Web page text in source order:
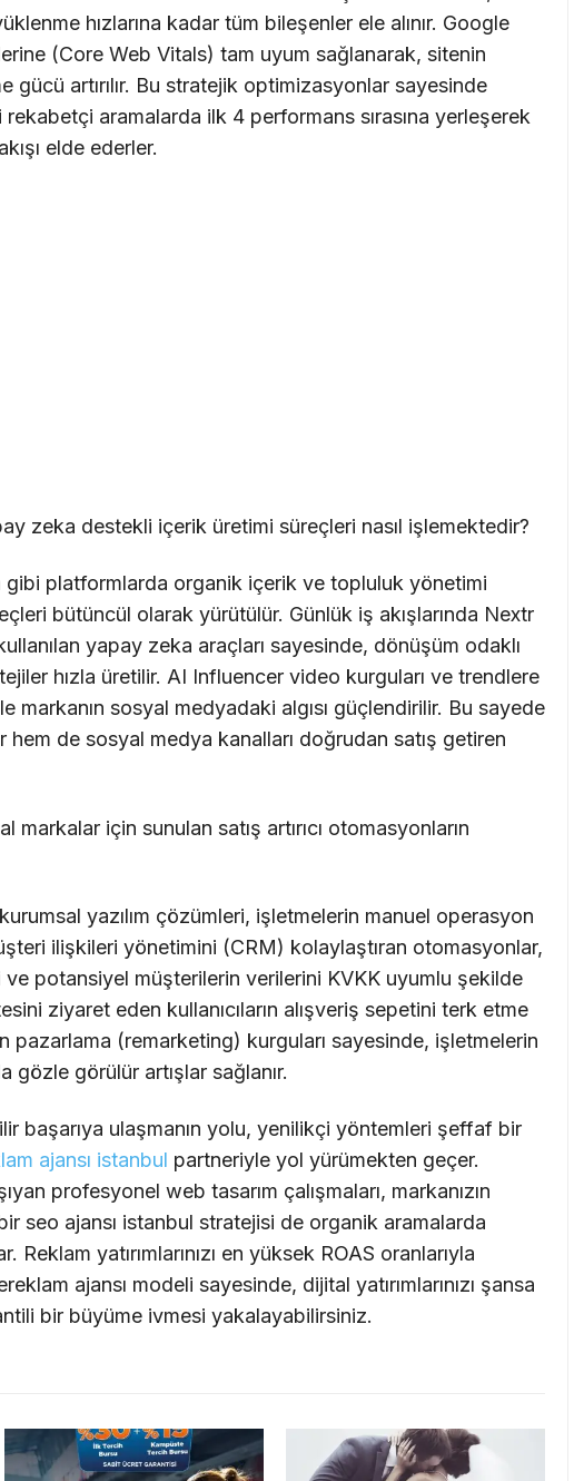
hızlarına kadar tüm bileşenler ele alınır. Google
(Core Web Vitals) tam uyum sağlanarak, sitenin
gücü artırılır. Bu stratejik optimizasyonlar sayesinde
aramalarda ilk 4 performans sırasına yerleşerek
elde ederler.
zeka destekli içerik üretimi süreçleri nasıl işlemektedir?
platformlarda organik içerik ve topluluk yönetimi
bütüncül olarak yürütülür. Günlük iş akışlarında Nextr
yapay zeka araçları sayesinde, dönüşüm odaklı
hızla üretilir. AI Influencer video kurguları ve trendlere
markanın sosyal medyadaki algısı güçlendirilir. Bu sayede
hem de sosyal medya kanalları doğrudan satış getiren
için sunulan satış artırıcı otomasyonların
yazılım çözümleri, işletmelerin manuel operasyon
ilişkileri yönetimini (CRM) kolaylaştıran otomasyonlar,
potansiyel müşterilerin verilerini KVKK uyumlu şekilde
ziyaret eden kullanıcıların alışveriş sepetini terk etme
pazarlama (remarketing) kurguları sayesinde, işletmelerin
gözle görülür artışlar sağlanır.
başarıya ulaşmanın yolu, yenilikçi yöntemleri şeffaf bir
ajansı istanbul partneriyle yol yürümekten geçer.
profesyonel web tasarım çalışmaları, markanızın
seo ajansı istanbul stratejisi de organik aramalarda
Reklam yatırımlarınızı en yüksek ROAS oranlarıyla
reklam ajansı modeli sayesinde, dijital yatırımlarınızı şansa
bir büyüme ivmesi yakalayabilirsiniz.